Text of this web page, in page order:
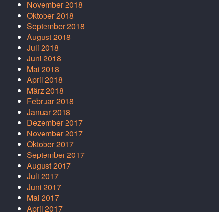
November 2018
Oktober 2018
September 2018
August 2018
Juli 2018
Juni 2018
Mai 2018
April 2018
März 2018
Februar 2018
Januar 2018
Dezember 2017
November 2017
Oktober 2017
September 2017
August 2017
Juli 2017
Juni 2017
Mai 2017
April 2017